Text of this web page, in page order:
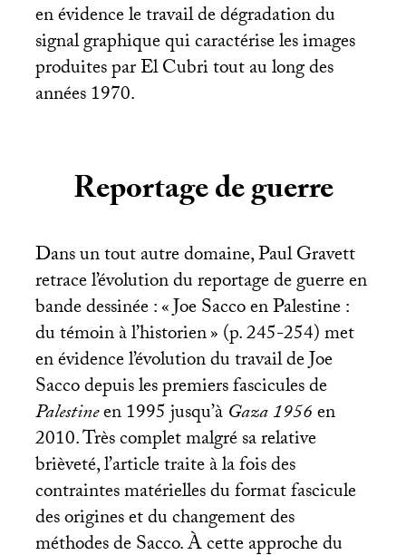
en évidence le travail de dégradation du
signal graphique qui caractérise les images
produites par El Cubri tout au long des
années 1970.
Reportage de guerre
Dans un tout autre domaine, Paul Gravett
retrace l’évolution du reportage de guerre en
bande dessinée : «Joe Sacco en Palestine :
du témoin à l’historien» (p. 245-254) met
en évidence l’évolution du travail de Joe
Sacco depuis les premiers fascicules de
Palestineen 1995 jusqu’àGaza 1956en
2010. Très complet malgré sa relative
brièveté, l’article traite à la fois des
contraintes matérielles du format fascicule
des origines et du changement des
méthodes de Sacco. À cette approche du